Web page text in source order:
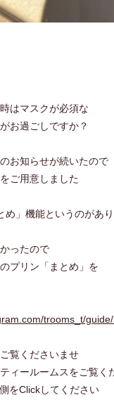
はマスクが必須な
お過ごしですか？
お知らせが続いたので
ご用意しました
め」機能というのがあ
ったので
プリン「まとめ」を
trooms_t/
覧くださいませ
ィールームスをご覧く
をClickしてください